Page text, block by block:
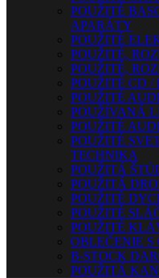
POUŽITÉ
APARÁTY
POUŽITÉ
POUŽITÉ,
POUŽITÉ,
POUŽITÉ CD /
POUŽITÉ
POUŽÍVANÁ
POUŽITÉ
POUŽITÉ
TECHNIKA
POUŽITÁ
POUŽITÁ
POUŽITÉ
POUŽITÉ
POUŽITÉ
OBLEČENIE
B-STOCK
POUŽITÁ